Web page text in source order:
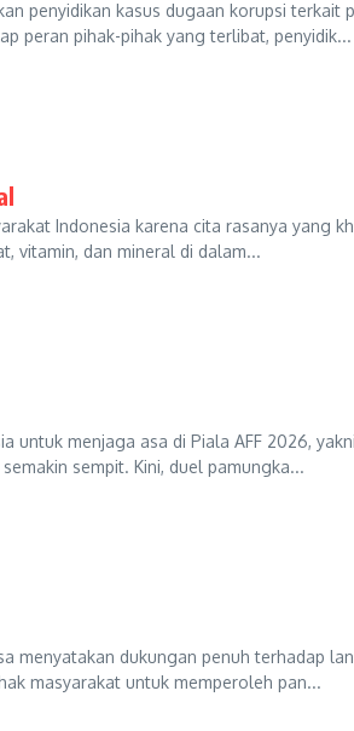
penyidikan kasus dugaan korupsi terkait
peran pihak-pihak yang terlibat, penyidik...
Indonesia karena cita rasanya yang
vitamin, dan mineral di dalam...
untuk menjaga asa di Piala AFF 2026,
sempit. Kini, duel pamungka...
menyatakan dukungan penuh terhadap
masyarakat untuk memperoleh pan...